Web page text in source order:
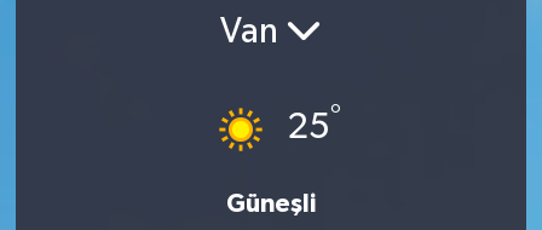
Van
25°
Güneşli